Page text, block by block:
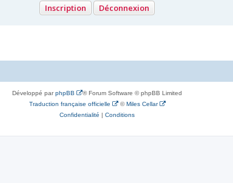
Inscription Déconnexion
Développé parphpBB
® Forum Software © phpBB Limited
Traduction française officielle
©Miles Cellar
Confidentialité | Conditions